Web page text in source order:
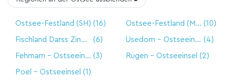
Ostsee-Festland (SH) (16) Ostsee-Festland (MV) (10)
Fischland Darss Zingst (6) Usedom - Ostseeinsel (4)
Fehmarn - Ostseeinsel (3) Rügen - Ostseeinsel (2)
Poel - Ostseeinsel (1)